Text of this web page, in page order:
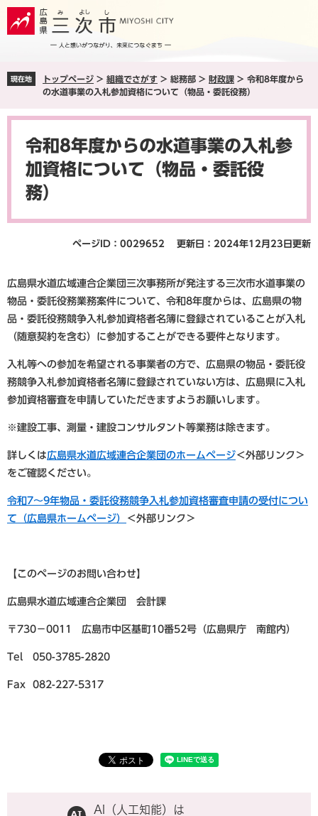
ペ
ジ
メ
ュ
現在地 トップページ > 組織でさがす > 総務部 > 財政課 > 令和8年度から
の水道事業の入札参加資格について（物品・委託役務）
本
令和8年度からの水道事業の入札参
加資格について（物品・委託役
務）
ページID：0029652 更新日：2024年12月23日更新
広島県水道広域連合企業団三次事務所が発注する三次市水道事業の
物品・委託役務業務案件について、令和8年度からは、広島県の物
品・委託役務競争入札参加資格者名簿に登録されていることが入札
（随意契約を含む）に参加することができる要件となります。
入札等への参加を希望される事業者の方で、広島県の物品・委託役
務競争入札参加資格者名簿に登録されていない方は、広島県に入札
参加資格審査を申請していただきますようお願いします。
※建設工事、測量・建設コンサルタント等業務は除きます。
詳しくは広島県水道広域連合企業団のホームページ＜外部リンク＞
をご確認ください。
令和7～9年物品・委託役務競争入札参加資格審査申請の受付につい
て（広島県ホームページ）
＜外部リンク＞
【このページのお問い合わせ】
広島県水道広域連合企業団 会計課
〒730－0011 広島市中区基町10番52号（広島県庁 南館内）
Tel 050-3785-2820
Fax 082-227-5317
AI（人工知能）は